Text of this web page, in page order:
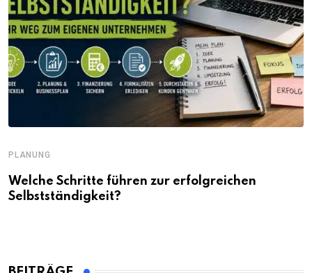
PLANUNG
Welche Schritte führen zur erfolgreichen
Selbstständigkeit?